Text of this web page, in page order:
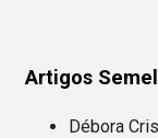
Artigos
Débora